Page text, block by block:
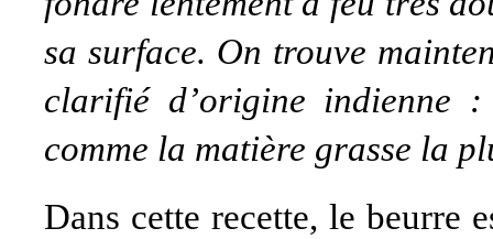
sa surface. On trouve
clarifié d’origine indienne
comme la matière grasse la
Dans cette recette, le beurre